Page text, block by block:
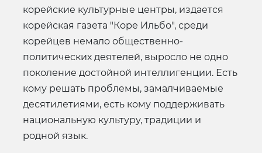
корейские культурные центры, издается
корейская газета "Коре Ильбо", среди
корейцев немало общественно-
политических деятелей, выросло не одно
поколение достойной интеллигенции. Есть
кому решать проблемы, замалчиваемые
десятилетиями, есть кому поддерживать
национальную культуру, традиции и
родной язык.